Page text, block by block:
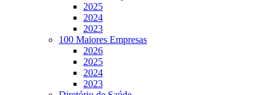
2025
2024
2023
100 Maiores Empresas
2026
2025
2024
2023